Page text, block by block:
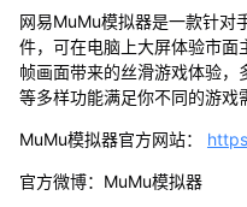
网易MuMu模拟器是一款针对
件，可在电脑上大屏体验市
帧画面带来的丝滑游戏体验
等多样功能满足你不同的游戏
MuMu模拟器官方网站：
官方微博：MuMu模拟器